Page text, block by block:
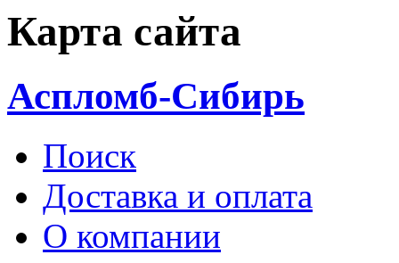
Карта сайта
Аспломб-Сибирь
Поиск
Доставка и оплата
О компании